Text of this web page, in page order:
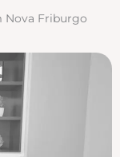
Nova Friburgo